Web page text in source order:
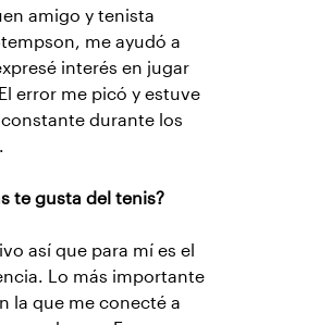
amigo y tenista
me ayudó a
interés en jugar
error me picó y estuve
durante los
te gusta del tenis?
así que para mí es el
Lo más importante
la que me conecté a